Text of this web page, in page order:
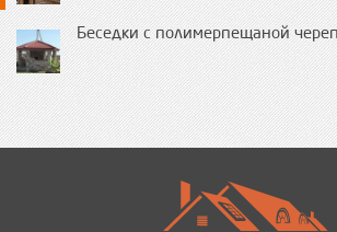
Беседки с полимерпещаной